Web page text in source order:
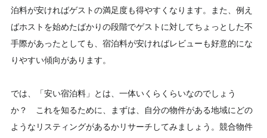
泊料が安ければゲストの満足度も得やすくなります。また、例え
ばホストを始めたばかりの段階でゲストに対してちょっとした不
手際があったとしても、宿泊料が安ければレビューも好意的にな
りやすい傾向があります。
では、「安い宿泊料」とは、一体いくらくらいなのでしょう
か？ これを知るために、まずは、自分の物件がある地域にどの
ようなリスティングがあるかリサーチしてみましょう。競合物件